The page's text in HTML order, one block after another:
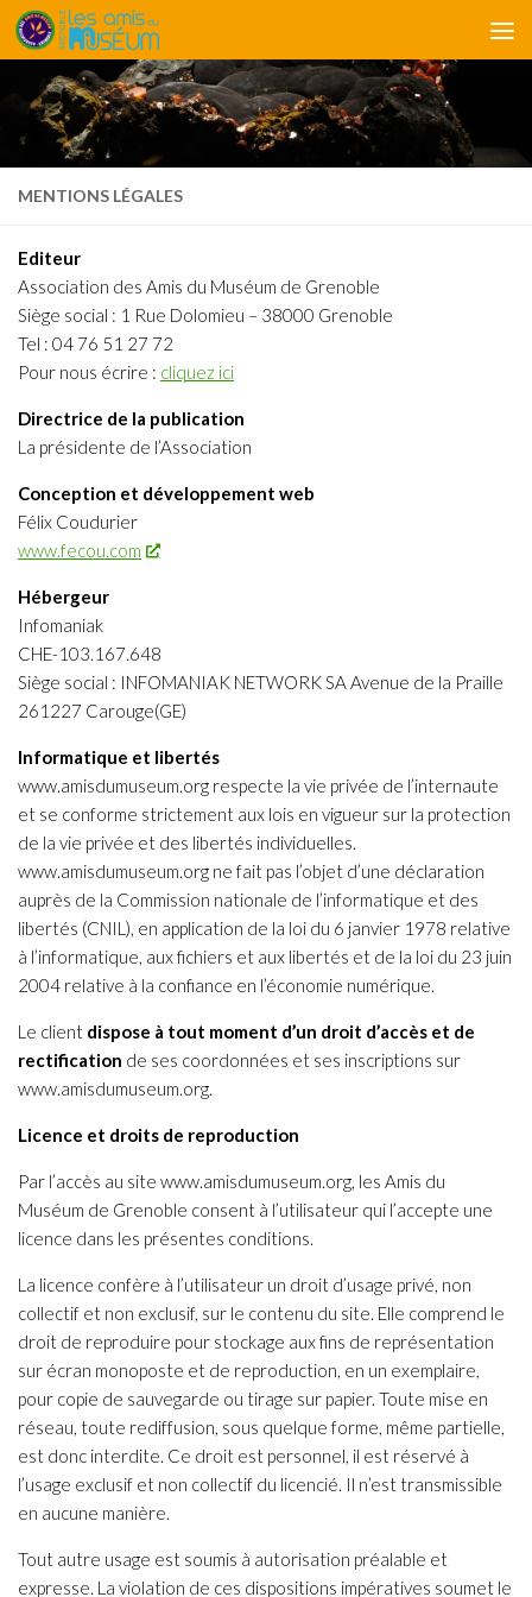
Skip to content
MENTIONS LÉGALES
Editeur
Association des Amis du Muséum de Grenoble
Siège social : 1 Rue Dolomieu – 38000 Grenoble
Tel : 04 76 51 27 72
Pour nous écrire : cliquez ici
Directrice de la publication
La présidente de l’Association
Conception et développement web
Félix Coudurier
www.fecou.com
Hébergeur
Infomaniak
CHE-103.167.648
Siège social : INFOMANIAK NETWORK SA Avenue de la Praille
261227 Carouge(GE)
Informatique et libertés
www.amisdumuseum.org respecte la vie privée de l’internaute
et se conforme strictement aux lois en vigueur sur la protection
de la vie privée et des libertés individuelles.
www.amisdumuseum.org ne fait pas l’objet d’une déclaration
auprès de la Commission nationale de l’informatique et des
libertés (CNIL), en application de la loi du 6 janvier 1978 relative
à l’informatique, aux fichiers et aux libertés et de la loi du 23 juin
2004 relative à la confiance en l’économie numérique.
Le client dispose à tout moment d’un droit d’accès et de
rectification de ses coordonnées et ses inscriptions sur
www.amisdumuseum.org.
Licence et droits de reproduction
Par l’accès au site www.amisdumuseum.org, les Amis du
Muséum de Grenoble consent à l’utilisateur qui l’accepte une
licence dans les présentes conditions.
La licence confère à l’utilisateur un droit d’usage privé, non
collectif et non exclusif, sur le contenu du site. Elle comprend le
droit de reproduire pour stockage aux fins de représentation
sur écran monoposte et de reproduction, en un exemplaire,
pour copie de sauvegarde ou tirage sur papier. Toute mise en
réseau, toute rediffusion, sous quelque forme, même partielle,
est donc interdite. Ce droit est personnel, il est réservé à
l’usage exclusif et non collectif du licencié. Il n’est transmissible
en aucune manière.
Tout autre usage est soumis à autorisation préalable et
expresse. La violation de ces dispositions impératives soumet le